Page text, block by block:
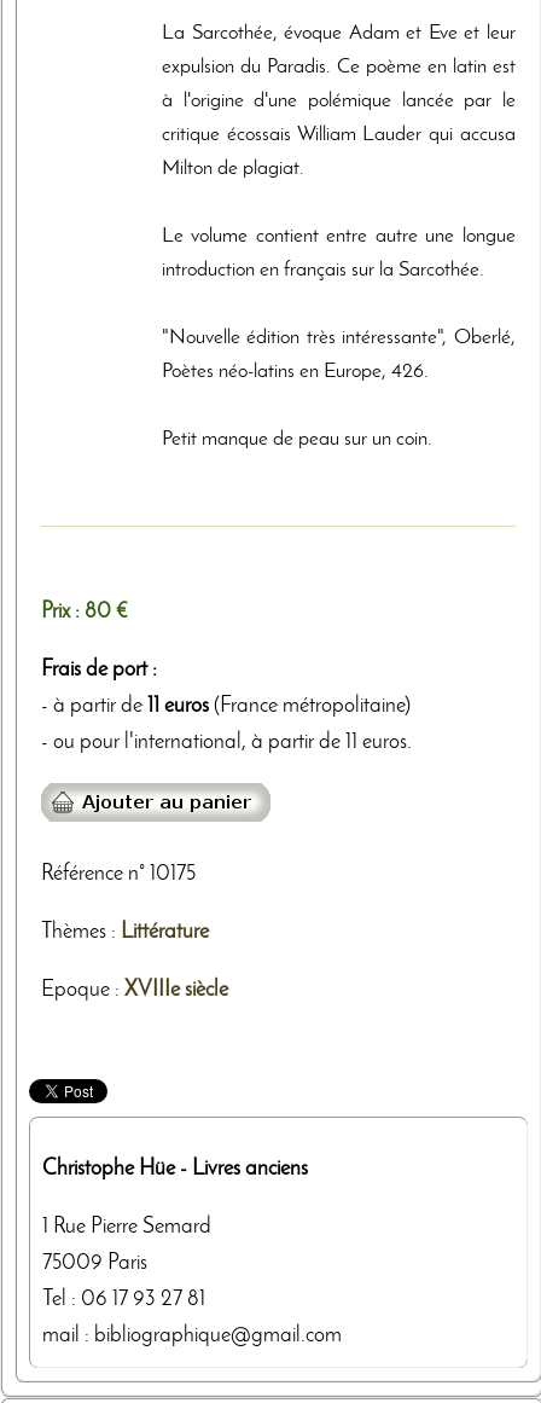
La Sarcothée, évoque Adam et Eve et leur
expulsion du Paradis. Ce poème en latin est
à l'origine d'une polémique lancée par le
critique écossais William Lauder qui accusa
Milton de plagiat.
Le volume contient entre autre une longue
introduction en français sur la Sarcothée.
"Nouvelle édition très intéressante", Oberlé,
Poètes néo-latins en Europe, 426.
Petit manque de peau sur un coin.
Prix : 80 €
Frais de port :
- à partir de
11 euros (France métropolitaine)
- ou pour l'international, à partir de 11 euros.
Référence n° 10175
Thèmes : Littérature
Epoque : XVIIIe siècle
Christophe Hüe- Livres anciens
1 Rue Pierre Semard
75009 Paris
Tel : 06 17 93 27 81
mail : bibliographique@gmail.com